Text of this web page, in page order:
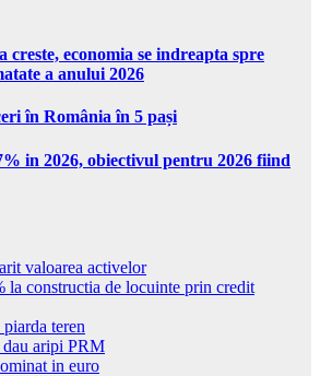
economia se indreapta spre
a anului 2026
în România în 5 pași
in 2026, obiectivul pentru 2026 fiind
valoarea activelor
la constructia de locuinte prin credit
teren
aripi PRM
in euro